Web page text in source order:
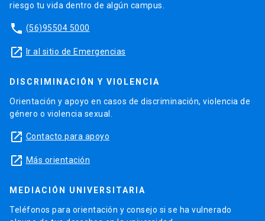
riesgo tu vida dentro de algún campus.
phone (56)95504 5000
launch Ir al sitio de Emergencias
DISCRIMINACIÓN Y VIOLENCIA
Orientación y apoyo en casos de discriminación, violencia de
género o violencia sexual.
launch Contacto para apoyo
launch Más orientación
MEDIACIÓN UNIVERSITARIA
Teléfonos para orientación y consejo si se ha vulnerado